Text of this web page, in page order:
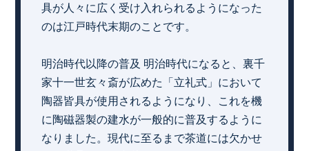
具が人々に広く受け入れられるようになった
のは江戸時代末期のことです。
明治時代以降の普及 明治時代になると、裏千
家十一世玄々斎が広めた「立礼式」において
陶器皆具が使用されるようになり、これを機
に陶磁器製の建水が一般的に普及するように
なりました。現代に至るまで茶道には欠かせ